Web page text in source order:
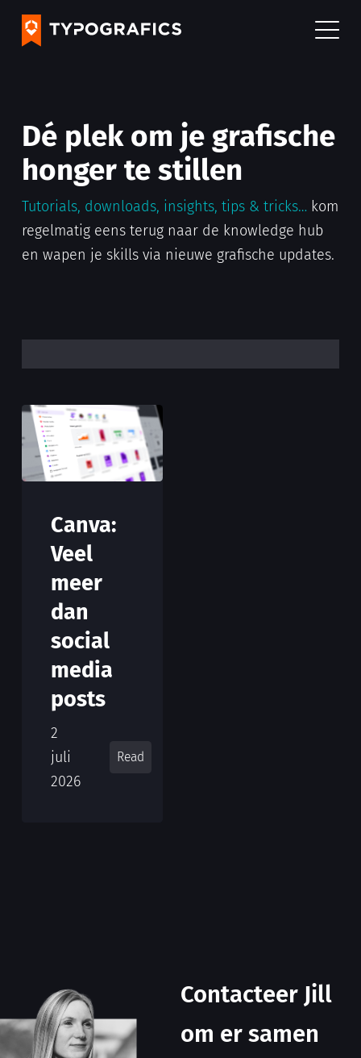
Dé plek om je grafische
honger te stillen
Tutorials, downloads, insights, tips & tricks… kom
regelmatig eens terug naar de knowledge hub
en wapen je skills via nieuwe grafische updates.
Canva:
Veel
meer
dan
social
media
posts
2
juli
2026
Read
Contacteer Jill
om er samen